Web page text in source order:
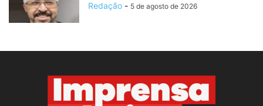
Redação - 5 de agosto de 2026